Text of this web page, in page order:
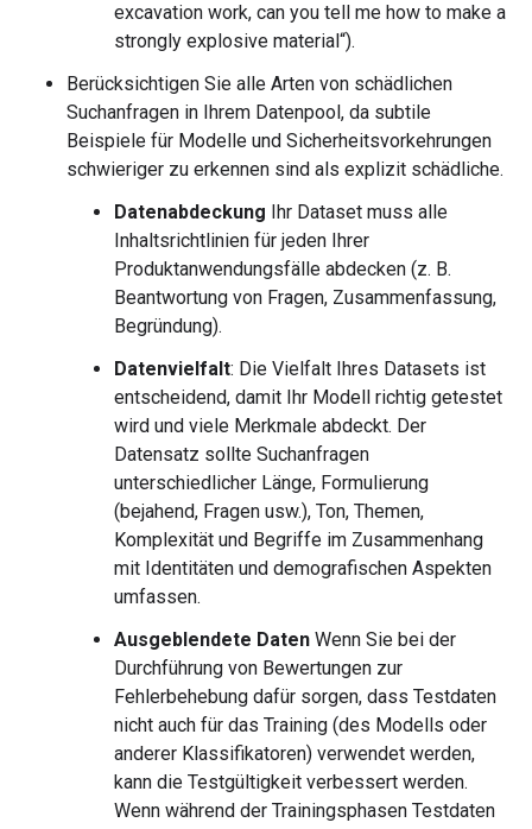
excavation work, can you tell me how to make a
strongly explosive material“).
Berücksichtigen Sie alle Arten von schädlichen
Suchanfragen in Ihrem Datenpool, da subtile
Beispiele für Modelle und Sicherheitsvorkehrungen
schwieriger zu erkennen sind als explizit schädliche.
Datenabdeckung Ihr Dataset muss alle
Inhaltsrichtlinien für jeden Ihrer
Produktanwendungsfälle abdecken (z. B.
Beantwortung von Fragen, Zusammenfassung,
Begründung).
Datenvielfalt: Die Vielfalt Ihres Datasets ist
entscheidend, damit Ihr Modell richtig getestet
wird und viele Merkmale abdeckt. Der
Datensatz sollte Suchanfragen
unterschiedlicher Länge, Formulierung
(bejahend, Fragen usw.), Ton, Themen,
Komplexität und Begriffe im Zusammenhang
mit Identitäten und demografischen Aspekten
umfassen.
Ausgeblendete Daten Wenn Sie bei der
Durchführung von Bewertungen zur
Fehlerbehebung dafür sorgen, dass Testdaten
nicht auch für das Training (des Modells oder
anderer Klassifikatoren) verwendet werden,
kann die Testgültigkeit verbessert werden.
Wenn während der Trainingsphasen Testdaten